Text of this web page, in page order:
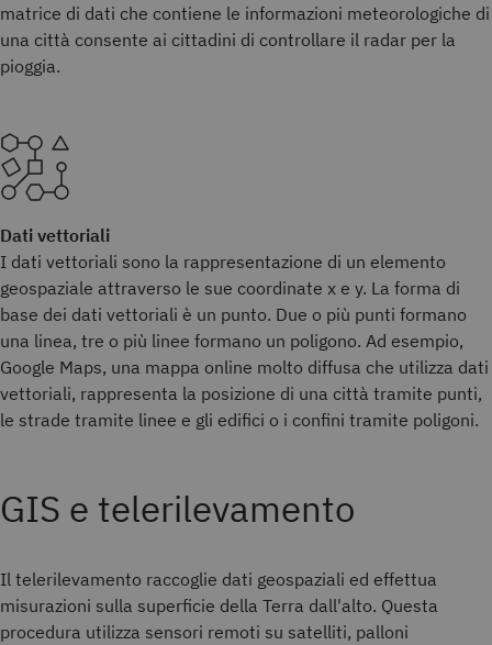
matrice di dati che contiene le informazioni meteorologiche di
una città consente ai cittadini di controllare il radar per la
pioggia.
Dati vettoriali
I dati vettoriali sono la rappresentazione di un elemento
geospaziale attraverso le sue coordinate x e y. La forma di
base dei dati vettoriali è un punto. Due o più punti formano
una linea, tre o più linee formano un poligono. Ad esempio,
Google Maps, una mappa online molto diffusa che utilizza dati
vettoriali, rappresenta la posizione di una città tramite punti,
le strade tramite linee e gli edifici o i confini tramite poligoni.
GIS e telerilevamento
Il telerilevamento raccoglie dati geospaziali ed effettua
misurazioni sulla superficie della Terra dall'alto. Questa
procedura utilizza sensori remoti su satelliti, palloni